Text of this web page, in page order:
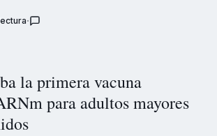
la primera vacuna
para adultos mayores